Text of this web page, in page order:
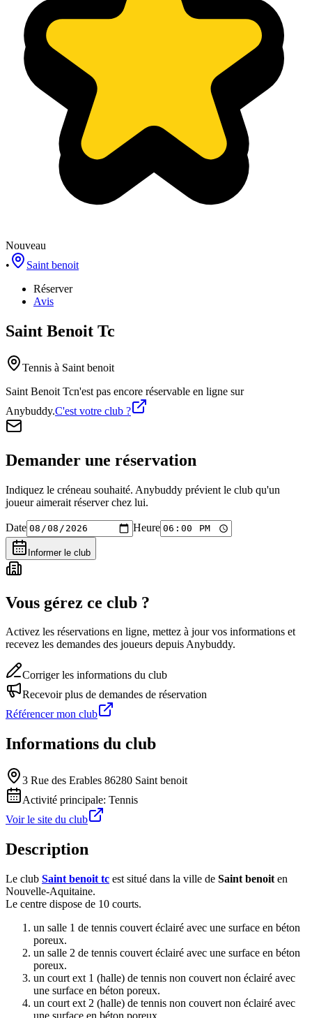
Nouveau
•
Saint benoit
Réserver
Avis
Saint Benoit Tc
Tennis à Saint benoit
Saint Benoit Tcn'est pas encore réservable en ligne sur
Anybuddy.C'est votre club ?
Demander une réservation
Indiquez le créneau souhaité. Anybuddy prévient le club qu'un
joueur aimerait réserver chez lui.
Date Heure
Informer le club
Vous gérez ce club ?
Activez les réservations en ligne, mettez à jour vos informations et
recevez les demandes des joueurs depuis Anybuddy.
Corriger les informations du club
Recevoir plus de demandes de réservation
Référencer mon club
Informations du club
3 Rue des Erables 86280 Saint benoit
Activité principale: Tennis
Voir le site du club
Description
Le club Saint benoit tc est situé dans la ville de Saint benoit en
Nouvelle-Aquitaine.
Le centre dispose de 10 courts.
un salle 1 de tennis couvert éclairé avec une surface en béton
poreux.
un salle 2 de tennis couvert éclairé avec une surface en béton
poreux.
un court ext 1 (halle) de tennis non couvert non éclairé avec
une surface en béton poreux.
un court ext 2 (halle) de tennis non couvert non éclairé avec
une surface en béton poreux.